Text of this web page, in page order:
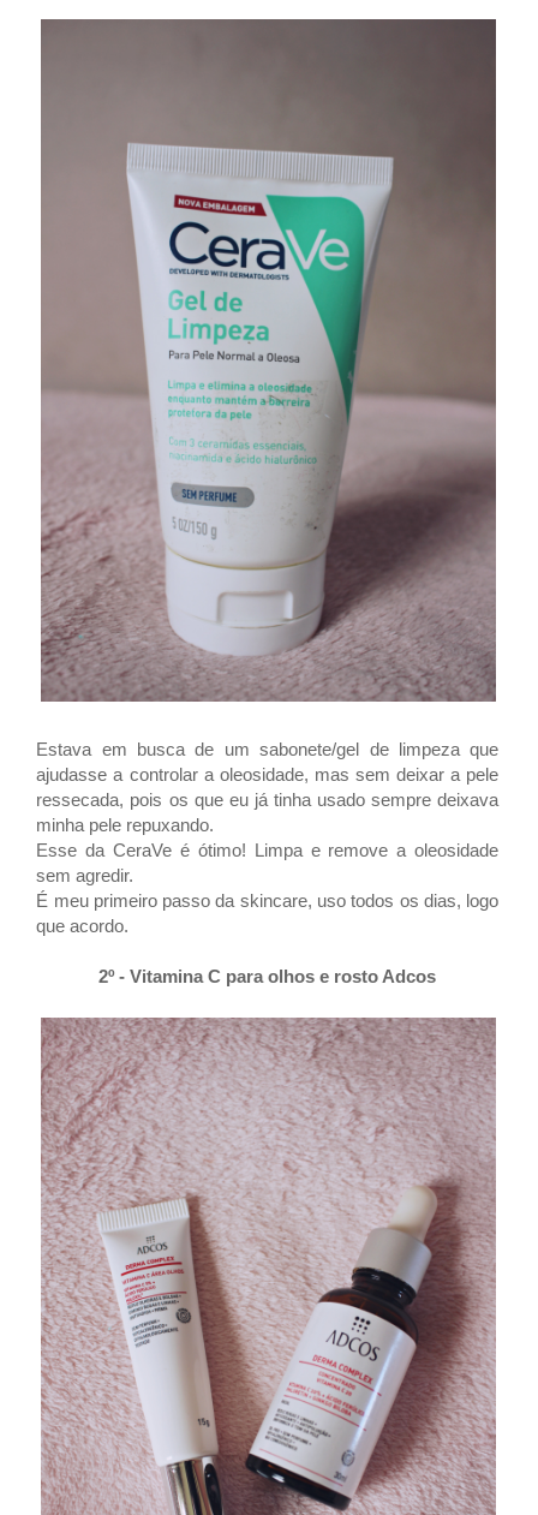
Estava em busca de um sabonete/gel de limpeza que
ajudasse a controlar a oleosidade, mas sem deixar a pele
ressecada, pois os que eu já tinha usado sempre deixava
minha pele repuxando.
Esse da CeraVe é ótimo! Limpa e remove a oleosidade
sem agredir.
É meu primeiro passo da skincare, uso todos os dias, logo
que acordo.
2º - Vitamina C para olhos e rosto Adcos